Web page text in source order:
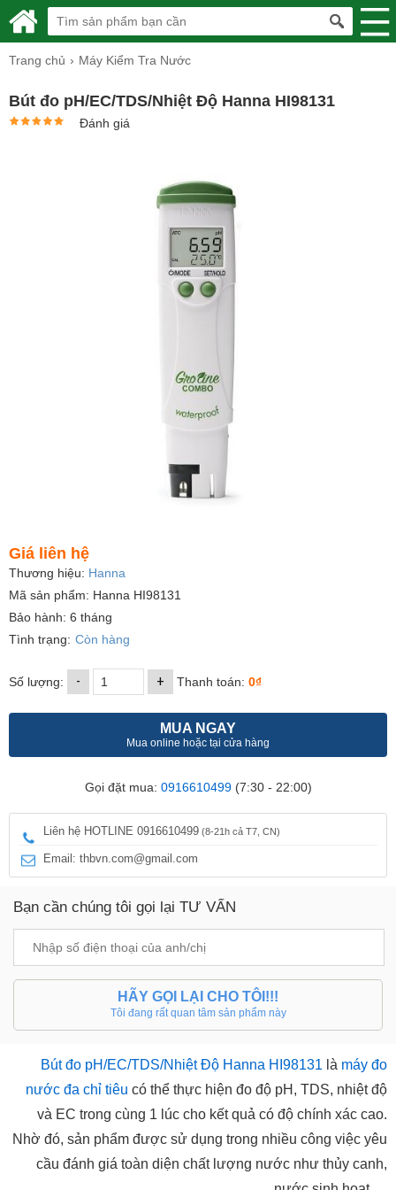
Trang chủ Máy Kiểm Tra Nước
Bút đo pH/EC/TDS/Nhiệt Độ Hanna HI98131
Đánh giá
Giá liên hệ
Thương hiệu: Hanna
Mã sản phẩm: Hanna HI98131
Bảo hành: 6 tháng
Tình trạng: Còn hàng
Số lượng: - + Thanh toán: 0₫
MUA NGAY
Mua online hoặc tại cửa hàng
Gọi đặt mua: 0916610499(7:30 - 22:00)
Liên hệ HOTLINE 0916610499 (8-21h cả T7, CN)
Email: thbvn.com@gmail.com
Bạn cần chúng tôi gọi lại TƯ VẤN
HÃY GỌI LẠI CHO TÔI!!!
Tôi đang rất quan tâm sản phẩm này
Bút đo pH/EC/TDS/Nhiệt Độ Hanna HI98131 là máy đo
nước đa chỉ tiêu có thể thực hiện đo độ pH, TDS, nhiệt độ
và EC trong cùng 1 lúc cho kết quả có độ chính xác cao.
Nhờ đó, sản phẩm được sử dụng trong nhiều công việc yêu
cầu đánh giá toàn diện chất lượng nước như thủy canh,